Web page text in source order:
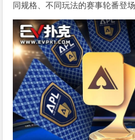
同规格、不同玩法的赛事轮番登场